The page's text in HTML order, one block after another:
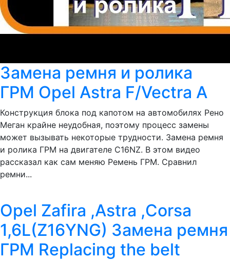
Замена ремня и ролика
ГРМ Opel Astra F/Vectra A
Конструкция блока под капотом на автомобилях Рено
Меган крайне неудобная, поэтому процесс замены
может вызывать некоторые трудности. Замена ремня
и ролика ГРМ на двигателе C16NZ. В этом видео
рассказал как сам меняю Ремень ГРМ. Сравнил
ремни...
Opel Zafira ,Astra ,Corsa
1,6L(Z16YNG) Замена ремня
ГРМ Replacing the belt